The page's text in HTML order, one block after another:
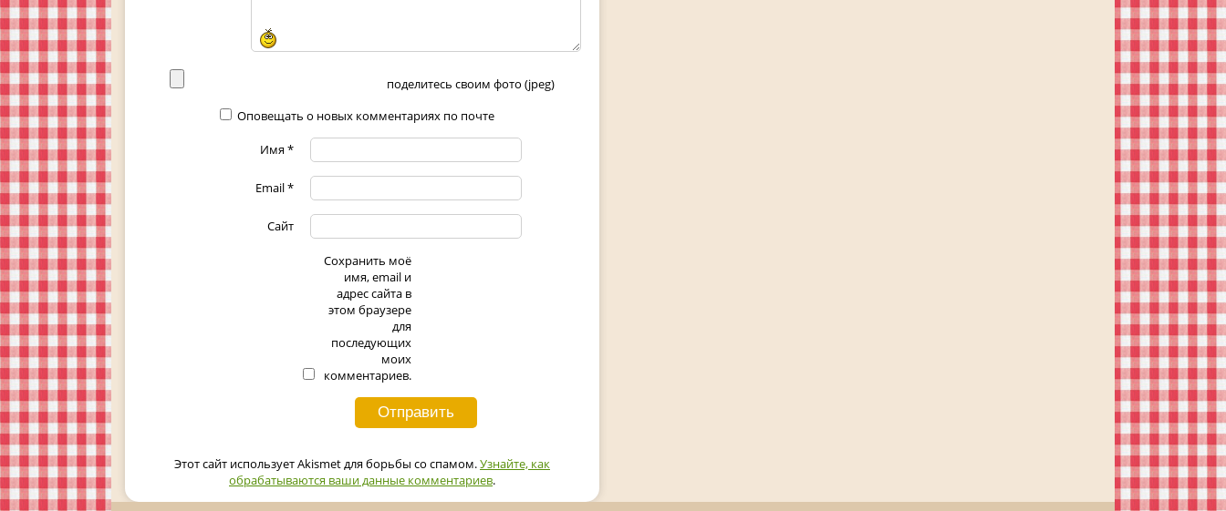
поделитесь своим фото (jpeg)
Оповещать о новых комментариях по почте
Имя*
Email*
Сайт
Сохранить моё
имя, email и
адрес сайта в
этом браузере
для
последующих
моих
комментариев.
Этот сайт использует Akismet для борьбы со спамом.Узнайте, как
обрабатываются ваши данные комментариев.